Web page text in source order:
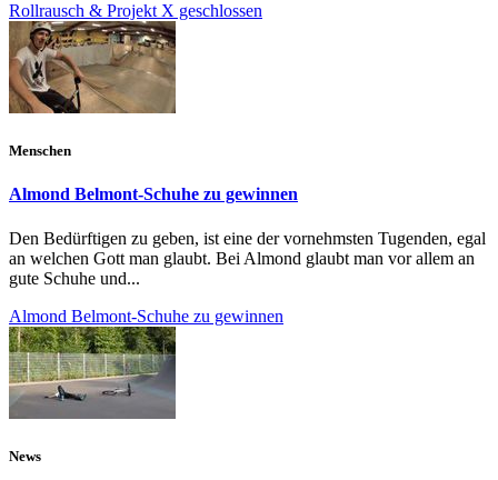
Rollrausch & Projekt X geschlossen
Menschen
Almond Belmont-Schuhe zu gewinnen
Den Bedürftigen zu geben, ist eine der vornehmsten Tugenden, egal
an welchen Gott man glaubt. Bei Almond glaubt man vor allem an
gute Schuhe und...
Almond Belmont-Schuhe zu gewinnen
News